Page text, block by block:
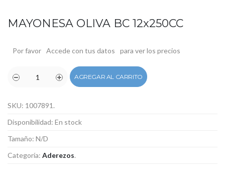
MAYONESA OLIVA BC 12x250CC
Por favor Accede con tus datos para ver los precios
AGREGAR AL CARRITO
SKU: 1007891 .
Disponibilidad: En stock
Tamaño: N/D
Categoría: Aderezos.